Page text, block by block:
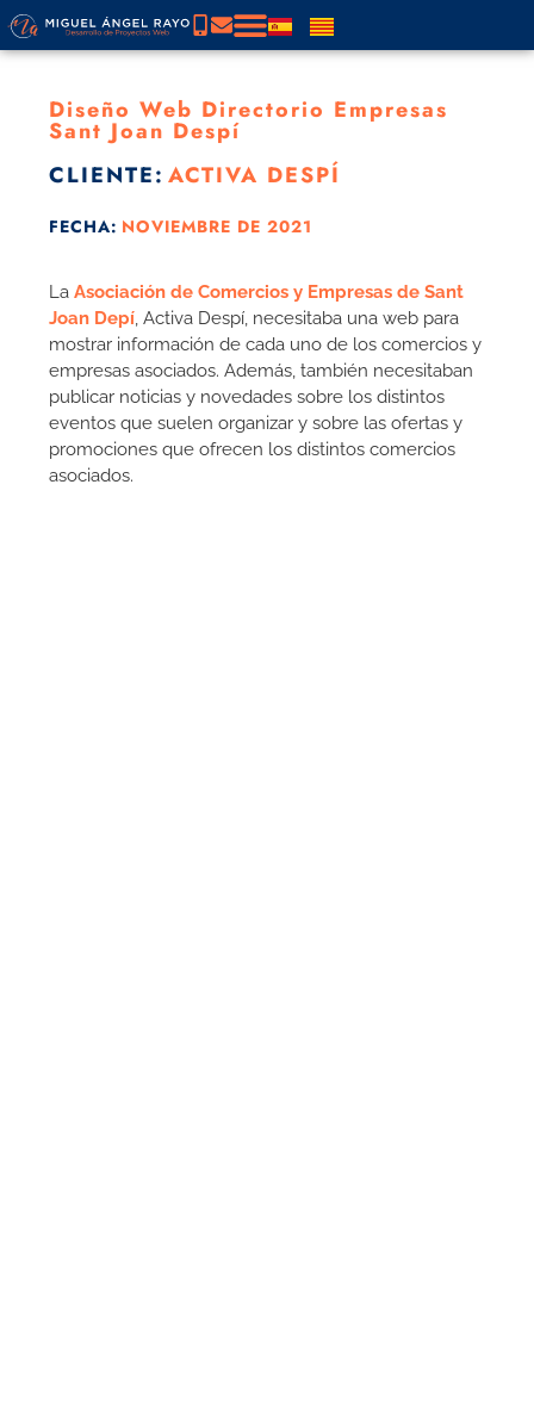
Diseño Web Directorio Empresas
Sant Joan Despí
CLIENTE: ACTIVA DESPÍ
FECHA: NOVIEMBRE DE 2021
La Asociación de Comercios y Empresas de Sant
Joan Depí, Activa Despí, necesitaba una web para
mostrar información de cada uno de los comercios y
empresas asociados. Además, también necesitaban
publicar noticias y novedades sobre los distintos
eventos que suelen organizar y sobre las ofertas y
promociones que ofrecen los distintos comercios
asociados.